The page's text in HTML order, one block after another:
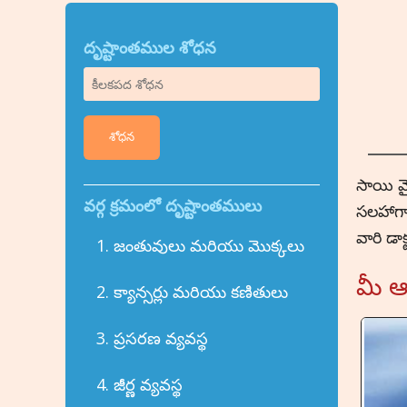
దృష్టాంతముల శోధన
శోధన
వర్గ క్రమంలో దృష్టాంతములు
1. జంతువులు మరియు మొక్కలు
2. క్యాన్సర్లు మరియు కణితులు
3. ప్రసరణ వ్యవస్థ
4. జీర్ణ వ్యవస్థ
సాయి
సలహాగా
వారి
మీ